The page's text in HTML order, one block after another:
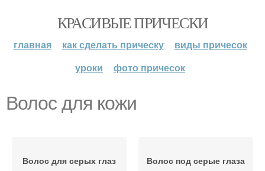
КРАСИВЫЕ ПРИЧЕСКИ
главная как сделать прическу
виды причесок
уроки
фото причесок
Волос для кожи
Волос для серых глаз Волос под серые глаза